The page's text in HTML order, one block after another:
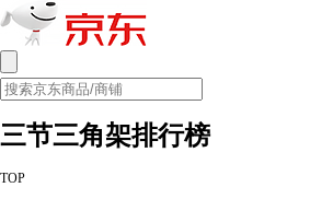
三节三角架排行榜
TOP